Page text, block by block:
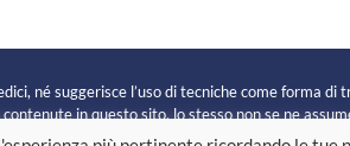
né suggerisce l’uso di tecniche come forma
in questo sito, lo stesso non se ne